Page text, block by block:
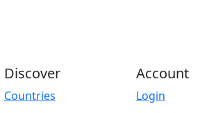
Discover
Countries
Account
Login